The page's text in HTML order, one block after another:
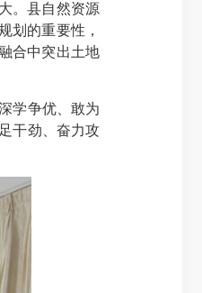
。县自然资源
划的重要性，
合中突出土地
学争优、敢为
干劲、奋力攻